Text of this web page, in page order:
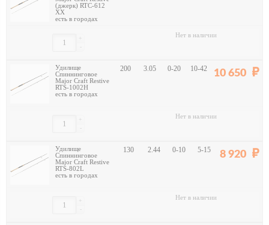
(джерк) RTC-612
XX
есть в городах
-
+ Нет в наличии
Удилище
Спиннинговое
Major Craft Restive
RTS-1002H
есть в городах
200 3.05 0-20 10-42 10 650
-
+ Нет в наличии
Удилище
Спиннинговое
Major Craft Restive
RTS-802L
есть в городах
130 2.44 0-10 5-15 8 920
-
+ Нет в наличии